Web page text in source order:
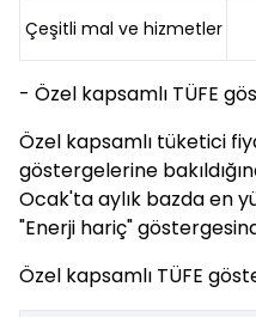
Çeşitli mal ve hizmetler
- Özel kapsamlı TÜFE
Özel kapsamlı tüketici
göstergelerine
Ocak'ta aylık bazda en
"Enerji hariç"
Özel kapsamlı TÜFE